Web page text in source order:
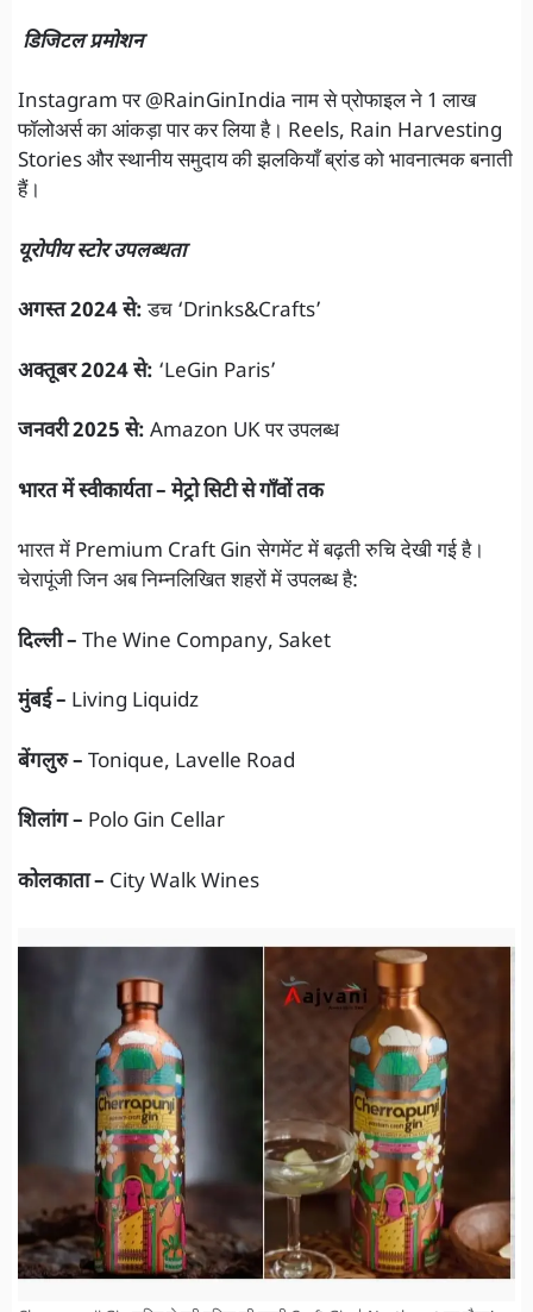
डिजिटल प्रमोशन
Instagram पर @RainGinIndia नाम से प्रोफाइल ने 1 लाख
फॉलोअर्स का आंकड़ा पार कर लिया है। Reels, Rain Harvesting
Stories और स्थानीय समुदाय की झलकियाँ ब्रांड को भावनात्मक बनाती
हैं।
यूरोपीय स्टोर उपलब्धता
अगस्त 2024 से:डच ‘Drinks&Crafts’
अक्तूबर 2024 से: ‘LeGin Paris’
जनवरी 2025 से: Amazon UK पर उपलब्ध
भारत में स्वीकार्यता – मेट्रो सिटी से गाँवों तक
भारत में Premium Craft Gin सेगमेंट में बढ़ती रुचि देखी गई है।
चेरापूंजी जिन अब निम्नलिखित शहरों में उपलब्ध है:
दिल्ली – The Wine Company, Saket
मुंबई – Living Liquidz
बेंगलुरु – Tonique, Lavelle Road
शिलांग – Polo Gin Cellar
कोलकाता – City Walk Wines